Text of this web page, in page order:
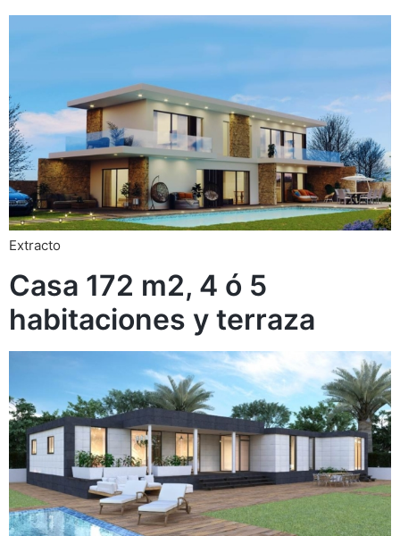
Extracto
Casa 172 m2, 4 ó 5
habitaciones y terraza